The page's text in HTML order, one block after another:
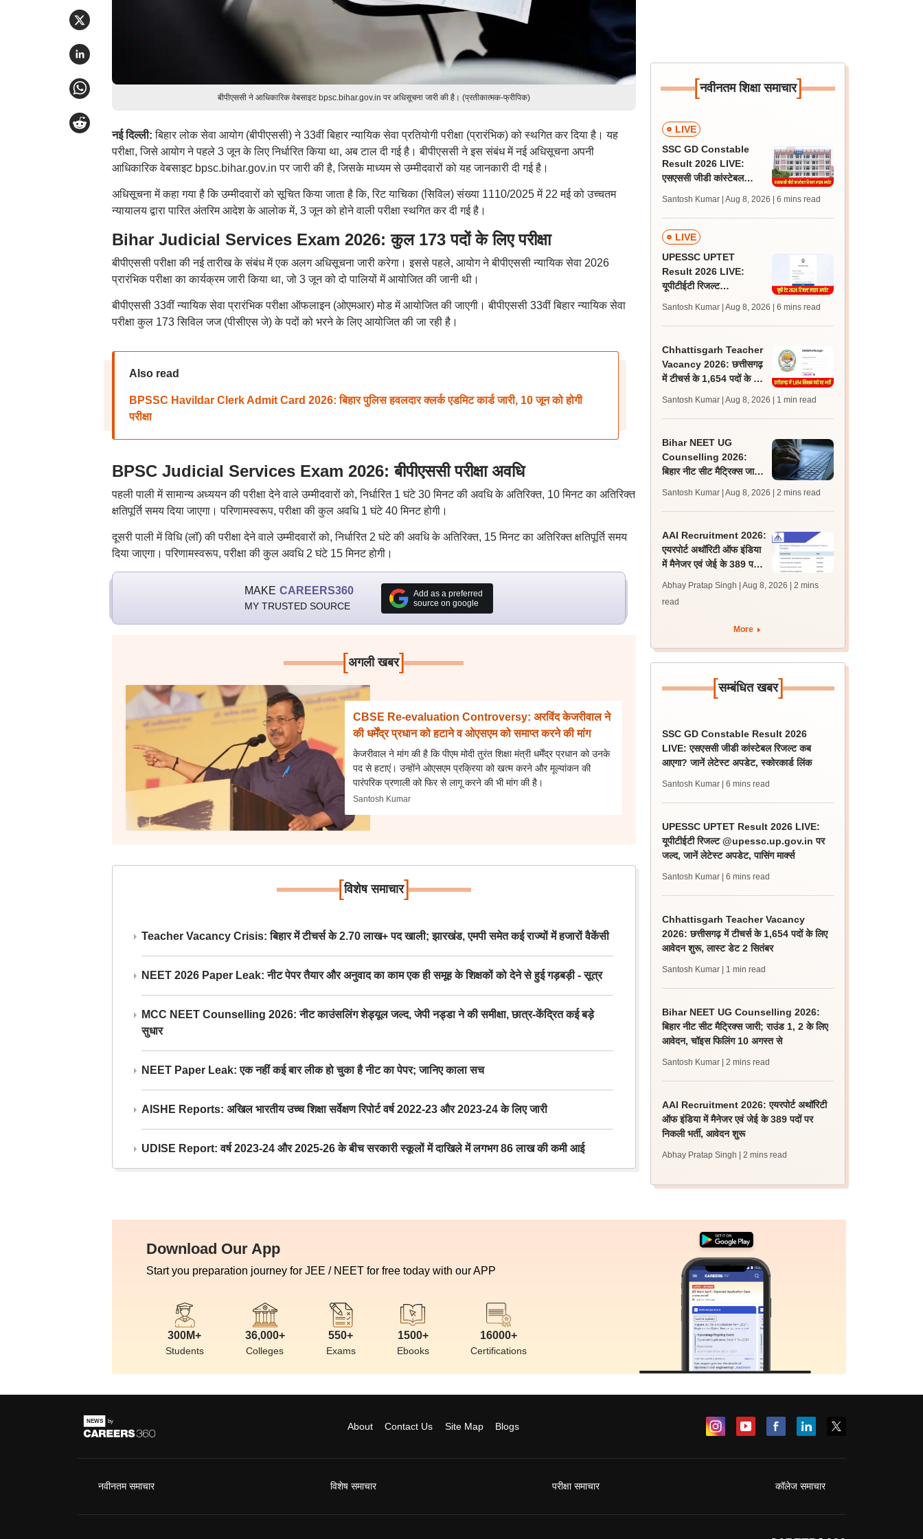
बीपीएससी ने आधिकारिक वेबसाइट bpsc.bihar.gov.in पर अधिसूचना जारी की है। (प्रतीकात्मक-फ्रीपिक)
नई दिल्ली:बिहार लोक सेवा आयोग (बीपीएससी) ने 33वीं बिहार न्यायिक सेवा प्रतियोगी परीक्षा (प्रारंभिक) को स्थगित कर दिया है। यह
परीक्षा, जिसे आयोग ने पहले 3 जून के लिए निर्धारित किया था, अब टाल दी गई है। बीपीएससी ने इस संबंध में नई अधिसूचना अपनी
आधिकारिक वेबसाइट bpsc.bihar.gov.in पर जारी की है, जिसके माध्यम से उम्मीदवारों को यह जानकारी दी गई है।
अधिसूचना में कहा गया है कि उम्मीदवारों को सूचित किया जाता है कि, रिट याचिका (सिविल) संख्या 1110/2025 में 22 मई को उच्चतम
न्यायालय द्वारा पारित अंतरिम आदेश के आलोक में, 3 जून को होने वाली परीक्षा स्थगित कर दी गई है।
Bihar Judicial Services Exam 2026: कुल 173 पदों के लिए परीक्षा
बीपीएससी परीक्षा की नई तारीख के संबंध में एक अलग अधिसूचना जारी करेगा। इससे पहले, आयोग ने बीपीएससी न्यायिक सेवा 2026
प्रारंभिक परीक्षा का कार्यक्रम जारी किया था, जो 3 जून को दो पालियों में आयोजित की जानी थी।
बीपीएससी 33वीं न्यायिक सेवा प्रारंभिक परीक्षा ऑफलाइन (ओएमआर) मोड में आयोजित की जाएगी। बीपीएससी 33वीं बिहार न्यायिक सेवा
परीक्षा कुल 173 सिविल जज (पीसीएस जे) के पदों को भरने के लिए आयोजित की जा रही है।
Also read
BPSSC Havildar Clerk Admit Card 2026: बिहार पुलिस हवलदार क्लर्क एडमिट कार्ड जारी, 10 जून को होगी
परीक्षा
BPSC Judicial Services Exam 2026: बीपीएससी परीक्षा अवधि
पहली पाली में सामान्य अध्ययन की परीक्षा देने वाले उम्मीदवारों को, निर्धारित 1 घंटे 30 मिनट की अवधि के अतिरिक्त, 10 मिनट का अतिरिक्त
क्षतिपूर्ति समय दिया जाएगा। परिणामस्वरूप, परीक्षा की कुल अवधि 1 घंटे 40 मिनट होगी।
दूसरी पाली में विधि (लॉ) की परीक्षा देने वाले उम्मीदवारों को, निर्धारित 2 घंटे की अवधि के अतिरिक्त, 15 मिनट का अतिरिक्त क्षतिपूर्ति समय
दिया जाएगा। परिणामस्वरूप, परीक्षा की कुल अवधि 2 घंटे 15 मिनट होगी।
MAKE CAREERS360
MY TRUSTED SOURCE
Add as a preferred
source on google
[अगली खबर]
CBSE Re-evaluation Controversy: अरविंद केजरीवाल ने
की धर्मेंद्र प्रधान को हटाने व ओएसएम को समाप्त करने की मांग
केजरीवाल ने मांग की है कि पीएम मोदी तुरंत शिक्षा मंत्री धर्मेंद्र प्रधान को उनके
पद से हटाएं। उन्होंने ओएसएम प्रक्रिया को खत्म करने और मूल्यांकन की
पारंपरिक प्रणाली को फिर से लागू करने की भी मांग की है।
Santosh Kumar
[विशेष समाचार]
Teacher Vacancy Crisis: बिहार में टीचर्स के 2.70 लाख+ पद खाली; झारखंड, एमपी समेत कई राज्यों में हजारों वैकेंसी
NEET 2026 Paper Leak: नीट पेपर तैयार और अनुवाद का काम एक ही समूह के शिक्षकों को देने से हुई गड़बड़ी - सूत्र
MCC NEET Counselling 2026: नीट काउंसलिंग शेड्यूल जल्द, जेपी नड्डा ने की समीक्षा, छात्र-केंद्रित कई बड़े
सुधार
NEET Paper Leak: एक नहीं कई बार लीक हो चुका है नीट का पेपर; जानिए काला सच
AISHE Reports: अखिल भारतीय उच्च शिक्षा सर्वेक्षण रिपोर्ट वर्ष 2022-23 और 2023-24 के लिए जारी
UDISE Report: वर्ष 2023-24 और 2025-26 के बीच सरकारी स्कूलों में दाखिले में लगभग 86 लाख की कमी आई
[नवीनतम शिक्षा समाचार]
LIVE
SSC GD Constable
Result 2026 LIVE:
एसएससी जीडी कांस्टेबल
लेटेस्ट अपडेट, स्कोरकार्ड लिंक
Santosh Kumar | Aug 8, 2026 | 6 mins read
LIVE
UPESSC UPTET
Result 2026 LIVE:
यूपीटीईटी रिजल्ट
जल्द, जानें लेटेस्ट अपडेट,
पासिंग मार्क्स
Santosh Kumar | Aug 8, 2026 | 6 mins read
Chhattisgarh Teacher
Vacancy 2026: छत्तीसगढ़
में टीचर्स के 1,654 पदों के लिए
Santosh Kumar | Aug 8, 2026 | 1 min read
Bihar NEET UG
Counselling 2026:
बिहार नीट सीट मैट्रिक्स जारी;
चॉइस फिलिंग 10 अगस्त से
Santosh Kumar | Aug 8, 2026 | 2 mins read
AAI Recruitment 2026:
एयरपोर्ट अथॉरिटी ऑफ इंडिया
में मैनेजर एवं जेई के 389 पदों
Abhay Pratap Singh | Aug 8, 2026
| 2 mins
read
More
[सम्बंधित खबर]
SSC GD Constable Result 2026
LIVE: एसएससी जीडी कांस्टेबल रिजल्ट कब
आएगा? जानें लेटेस्ट अपडेट, स्कोरकार्ड लिंक
Santosh Kumar | 6 mins read
UPESSC UPTET Result 2026 LIVE:
यूपीटीईटी रिजल्ट @upessc.up.gov.in पर
जल्द, जानें लेटेस्ट अपडेट, पासिंग मार्क्स
Santosh Kumar | 6 mins read
Chhattisgarh Teacher Vacancy
2026: छत्तीसगढ़ में टीचर्स के 1,654 पदों के लिए
आवेदन शुरू, लास्ट डेट 2 सितंबर
Santosh Kumar | 1 min read
Bihar NEET UG Counselling 2026:
बिहार नीट सीट मैट्रिक्स जारी; राउंड 1, 2 के लिए
आवेदन, चॉइस फिलिंग 10 अगस्त से
Santosh Kumar | 2 mins read
AAI Recruitment 2026: एयरपोर्ट अथॉरिटी
ऑफ इंडिया में मैनेजर एवं जेई के 389 पदों पर
निकली भर्ती, आवेदन शुरू
Abhay Pratap Singh | 2 mins read
Download Our App
Start you preparation journey for JEE / NEET for free today with our APP
300M+
Students
36,000+
Colleges
550+
Exams
1500+
Ebooks
16000+
Certifications
About Contact Us Site Map Blogs
नवीनतम समाचार विशेष समाचार परीक्षा समाचार कॉलेज समाचार